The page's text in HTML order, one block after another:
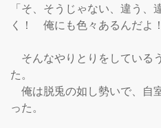
「そ、そうじゃない、違う
く！　俺にも色々あるんだよ
そんなやりとりをしている
た。
俺は脱兎の如し勢いで、自
った。